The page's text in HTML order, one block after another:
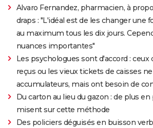
Alvaro Fernandez, pharmacien, à
draps : "L'idéal est de les changer une
au maximum tous les dix jours.
nuances importantes"
Les psychologues sont d'accord : ceux
reçus ou les vieux tickets de caisses
accumulateurs, mais ont besoin de
Du carton au lieu du gazon : de plus
misent sur cette méthode
Des policiers déguisés en buisson